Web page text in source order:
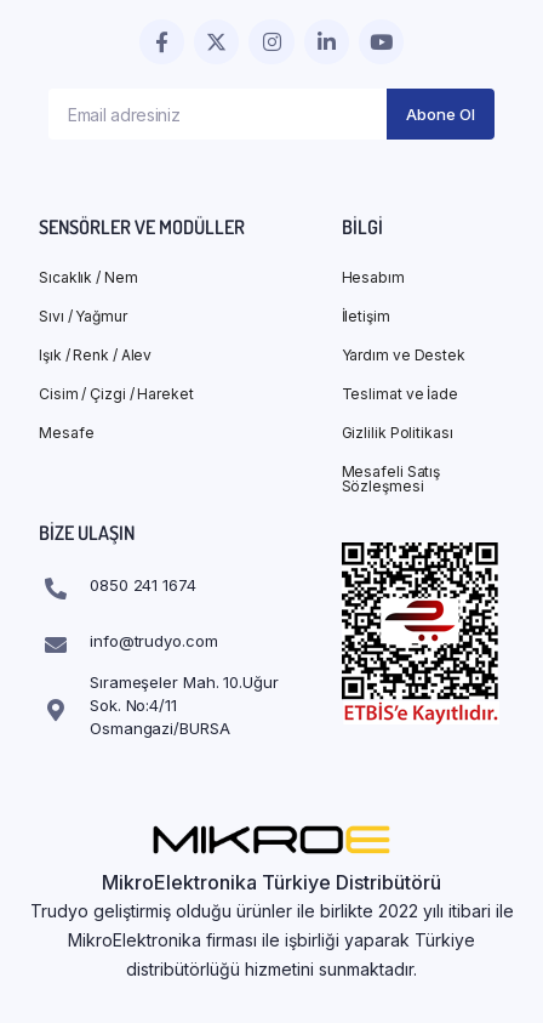
SENSÖRLER VE MODÜLLER
Sıcaklık / Nem
Sıvı / Yağmur
Işık / Renk / Alev
Cisim / Çizgi / Hareket
Mesafe
BILGI
Hesabım
İletişim
Yardım ve Destek
Teslimat ve İade
Gizlilik Politikası
Mesafeli Satış
Sözleşmesi
BIZE ULAŞIN
0850 241 1674
info@trudyo.com
Sırameşeler Mah. 10.Uğur
Sok. No:4/11
Osmangazi/BURSA
MikroElektronika Türkiye Distribütörü
Trudyo geliştirmiş olduğu ürünler ile birlikte 2022 yılı itibari ile
MikroElektronika firması ile işbirliği yaparak Türkiye
distribütörlüğü hizmetini sunmaktadır.